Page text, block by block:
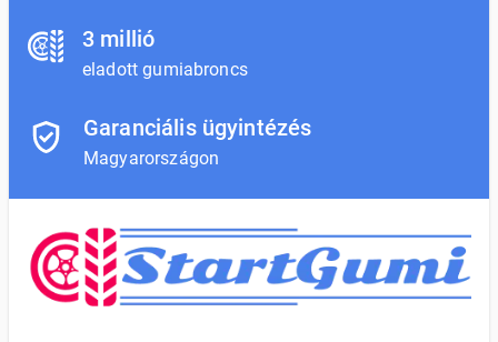
3 millió
eladott gumiabroncs
Garanciális ügyintézés
Magyarországon